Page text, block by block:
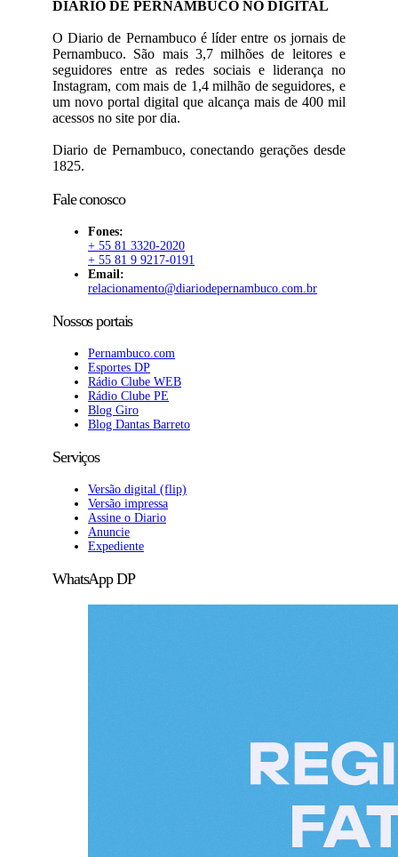
DIARIO DE PERNAMBUCO NO DIGITAL
O Diario de Pernambuco é líder entre os jornais de
Pernambuco. São mais 3,7 milhões de leitores e
seguidores entre as redes sociais e liderança no
Instagram, com mais de 1,4 milhão de seguidores, e
um novo portal digital que alcança mais de 400 mil
acessos no site por dia.
Diario de Pernambuco, conectando gerações desde
1825.
Fale conosco
Fones:
+ 55 81 3320-2020
+ 55 81 9 9217-0191
Email:
relacionamento@diariodepernambuco.com.br
Nossos portais
Pernambuco.com
Esportes DP
Rádio Clube WEB
Rádio Clube PE
Blog Giro
Blog Dantas Barreto
Serviços
Versão digital (flip)
Versão impressa
Assine o Diario
Anuncie
Expediente
WhatsApp DP